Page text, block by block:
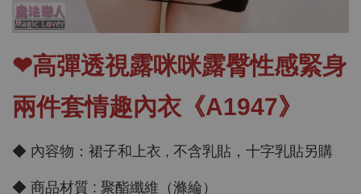
❤高彈透視露咪咪露臀性感緊身
兩件套情趣內衣《A1947》
◆ 內容物：裙子和上衣 , 不含乳貼，十字乳貼另購
◆ 商品材質 : 聚酯纖維（滌綸）